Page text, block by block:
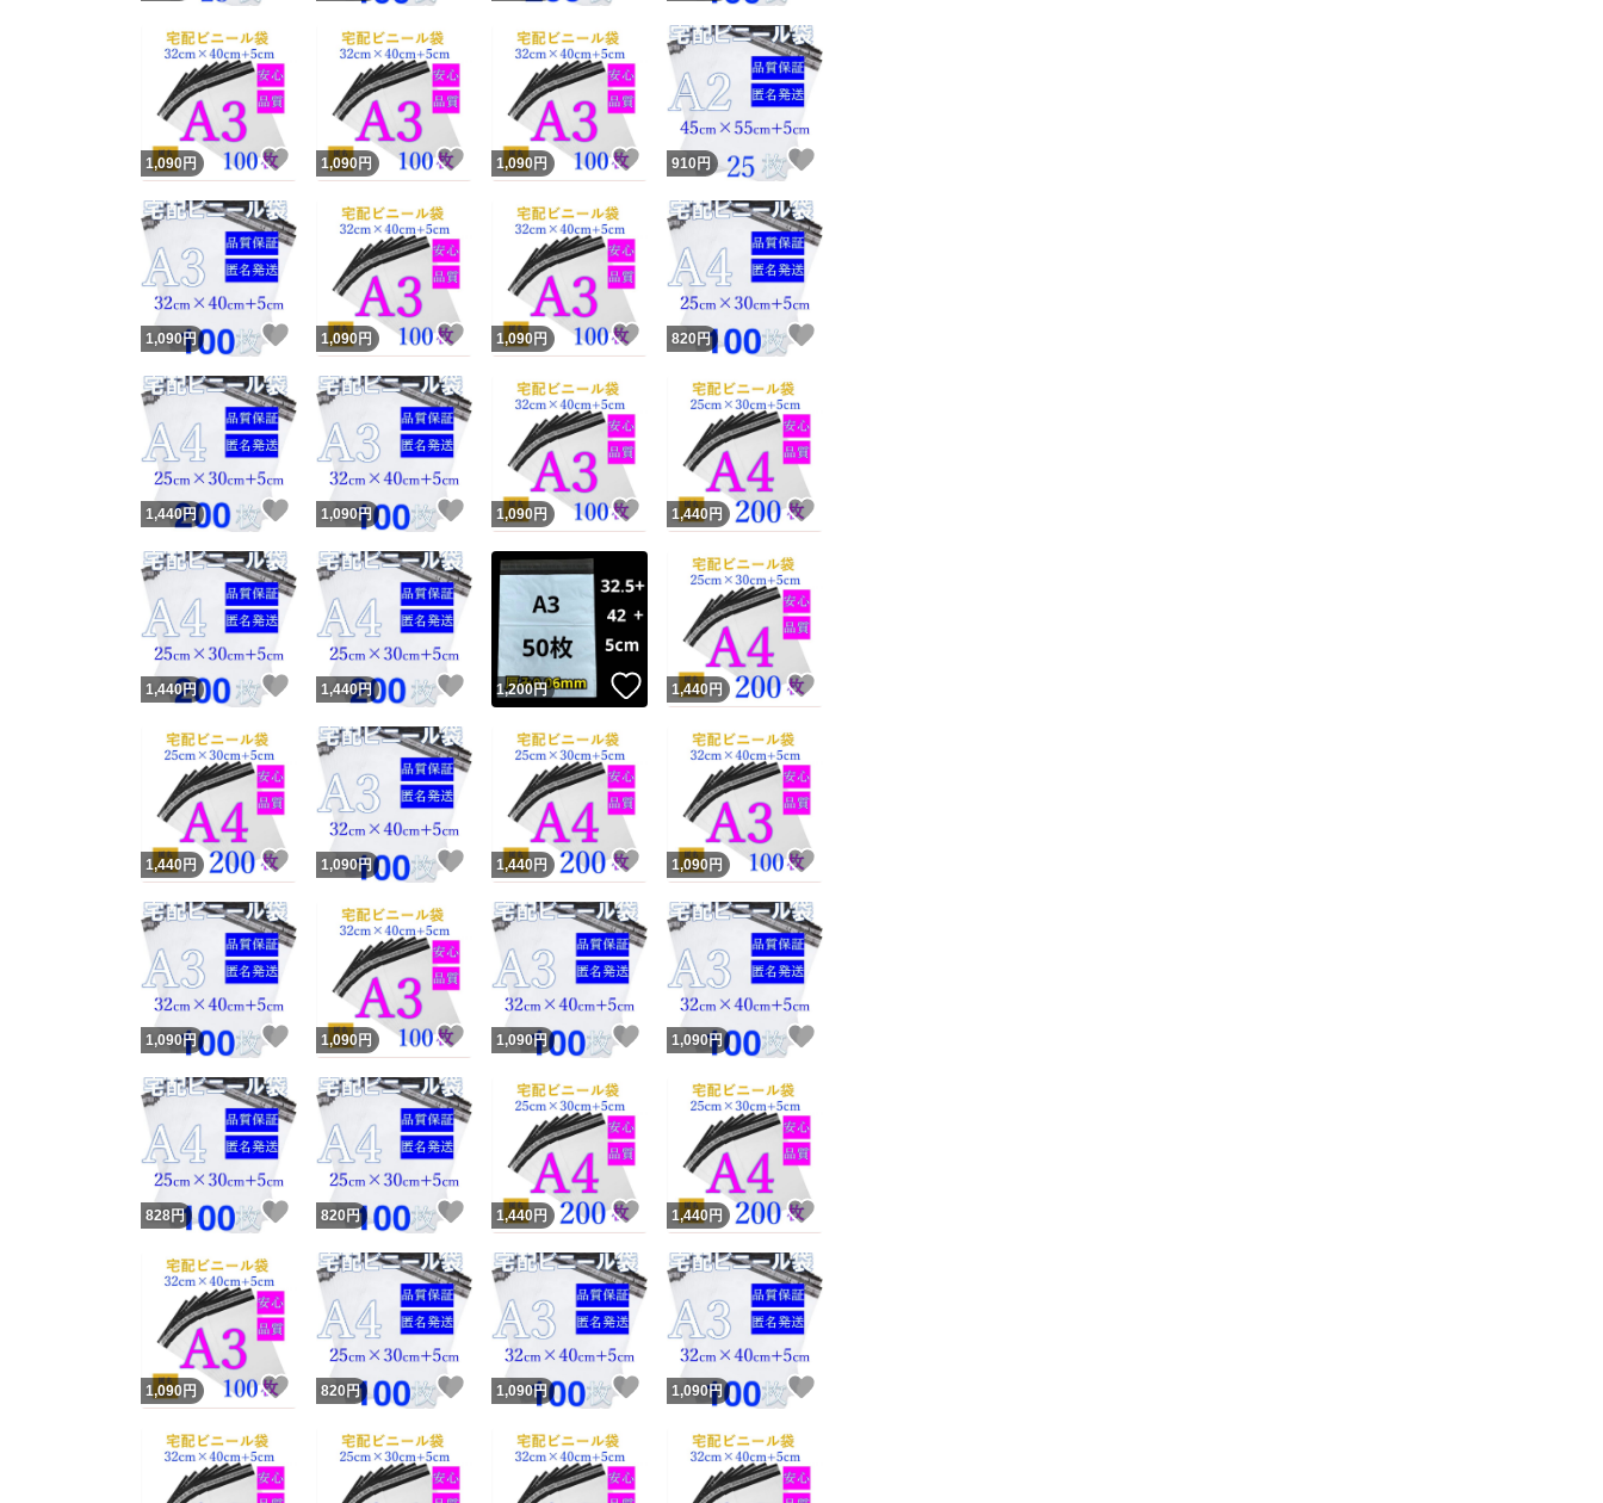
スピード&安心発送
※このバッジは実績に基づく表示であり、発送を保証しているものではありません
スピード＆安心発送
このユーザーは高頻度で24時間以内＆設定した発送日数内に発送してい
ます
このユーザーは高頻度で24時間以内に発送しています
安心発送 このユーザーは設定した発送日数内に発送しています
キャンセル
1,090 円 いいね！
1,090 円 いいね！
1,090 円 いいね！
910円
1,090円 いいね！
1,090 円 いいね！
1,090 円 いいね！
820円
1,440円 いいね！
1,090円 いいね！
1,090 円 いいね！
1,440 円
1,440円 いいね！
1,440円 いいね！
1,200円 いいね！
1,440 円
1,440 円 いいね！
1,090円 いいね！
1,440 円 いいね！
1,090 円
1,090円 いいね！
1,090 円 いいね！
1,090円 いいね！
1,090円
828円 いいね！
820円 いいね！
1,440 円 いいね！
1,440 円
1,090 円 いいね！
820円 いいね！
1,090円 いいね！
1,090円